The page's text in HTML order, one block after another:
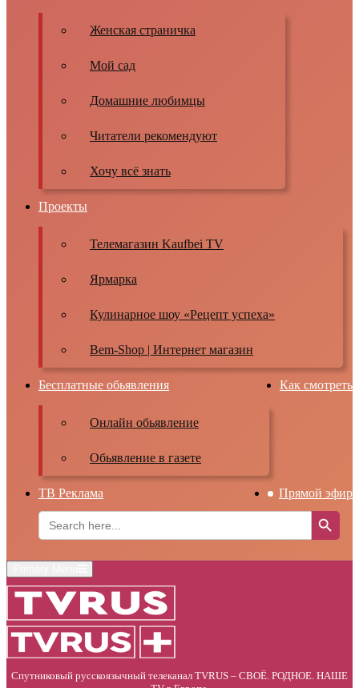
Женская страничка
Мой сад
Домашние любимцы
Читатели рекомендуют
Хочу всё знать
Проекты
Телемагазин Kaufbei TV
Ярмарка
Кулинарное шоу «Рецепт успеха»
Bem-Shop | Интернет магазин
Бесплатные обьявления
Онлайн обьявление
Обьявление в газете
Как смотреть
ТВ Реклама
Прямой эфир
Search
for:
Search Button
Спутниковый русскоязычный телеканал TVRUS – СВОЁ. РОДНОЕ. НАШЕ